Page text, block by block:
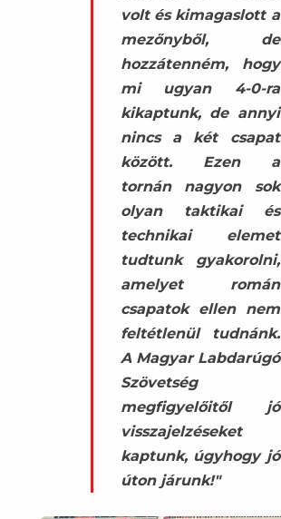
volt és kimagaslott a
mezőnyből, de
hozzátenném, hogy
mi ugyan 4-0-ra
kikaptunk, de annyi
nincs a két csapat
között. Ezen a
tornán nagyon sok
olyan taktikai és
technikai elemet
tudtunk gyakorolni,
amelyet román
csapatok ellen nem
feltétlenül tudnánk.
A Magyar Labdarúgó
Szövetség
megfigyelőitől jó
visszajelzéseket
kaptunk, úgyhogy jó
úton járunk!"